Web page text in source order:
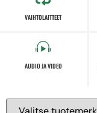
VAIHTOLAITTEET
AUDIO JA VIDEO